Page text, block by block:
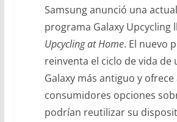
Samsung anunció una
programa Galaxy Upcycling
Upcycling at Home. El nuevo
reinventa el ciclo de vida de
Galaxy más antiguo y ofrece
consumidores opciones
podrían reutilizar su